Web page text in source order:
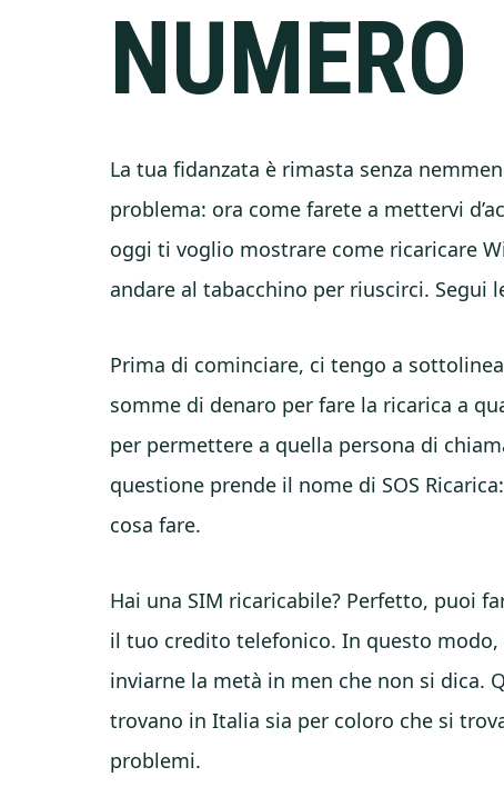
NUMERO
La tua fidanzata è rimasta senza
problema: ora come farete a mettervi
oggi ti voglio mostrare come ricaricare
andare al tabacchino per riuscirci. Segui
Prima di cominciare, ci tengo a
somme di denaro per fare la ricarica a
per permettere a quella persona di
questione prende il nome di SOS
cosa fare.
Hai una SIM ricaricabile? Perfetto, puoi
il tuo credito telefonico. In questo
inviarne la metà in men che non si dica.
trovano in Italia sia per coloro che si
problemi.